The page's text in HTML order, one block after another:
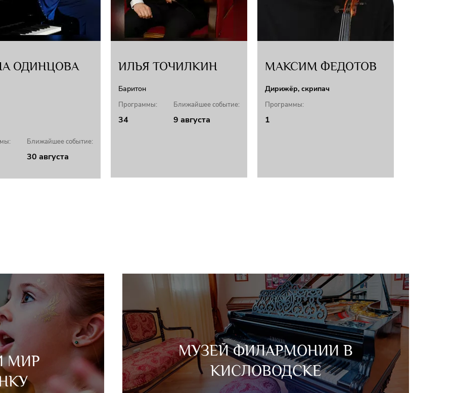
ОДИНЦОВА
Ближайшее событие:
30 августа
ИЛЬЯ ТОЧИЛКИН
Баритон
Программы:
34
Ближайшее событие:
9 августа
МАКСИМ ФЕДОТОВ
Дирижёр, скрипач
Программы:
1
МИР
МУЗЕЙ ФИЛАРМОНИИ В
КИСЛОВОДСКЕ